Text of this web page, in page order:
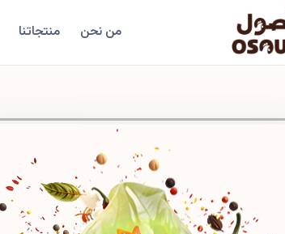
من نحن منتجاتنا